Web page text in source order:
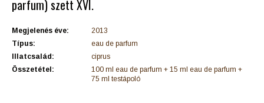
parfum) szett XVI.
Megjelenés éve:
2013
Típus:
eau de parfum
Illatcsalád:
ciprus
Összetétel:
100 ml eau de parfum + 15 ml eau de parfum +
75 ml testápoló